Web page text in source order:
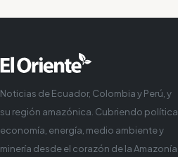
Noticias de Ecuador, Colombia y Perú, y
su región amazónica. Cubriendo política,
economía, energía, medio ambiente y
minería desde el corazón de la Amazonía